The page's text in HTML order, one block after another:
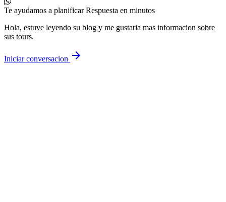
Te ayudamos a planificar Respuesta en minutos
Hola, estuve leyendo su blog y me gustaria mas informacion sobre
sus tours.
Iniciar conversacion arrow_forward